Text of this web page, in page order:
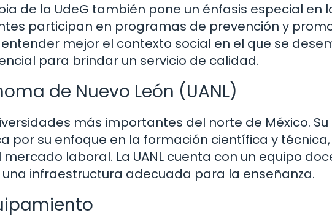
de la UdeG también pone un énfasis especial en
participan en programas de prevención y
mejor el contexto social en el que se
para brindar un servicio de calidad.
de Nuevo León (UANL)
más importantes del norte de México.
por su enfoque en la formación científica y
laboral. La UANL cuenta con un equipo
infraestructura adecuada para la enseñanza.